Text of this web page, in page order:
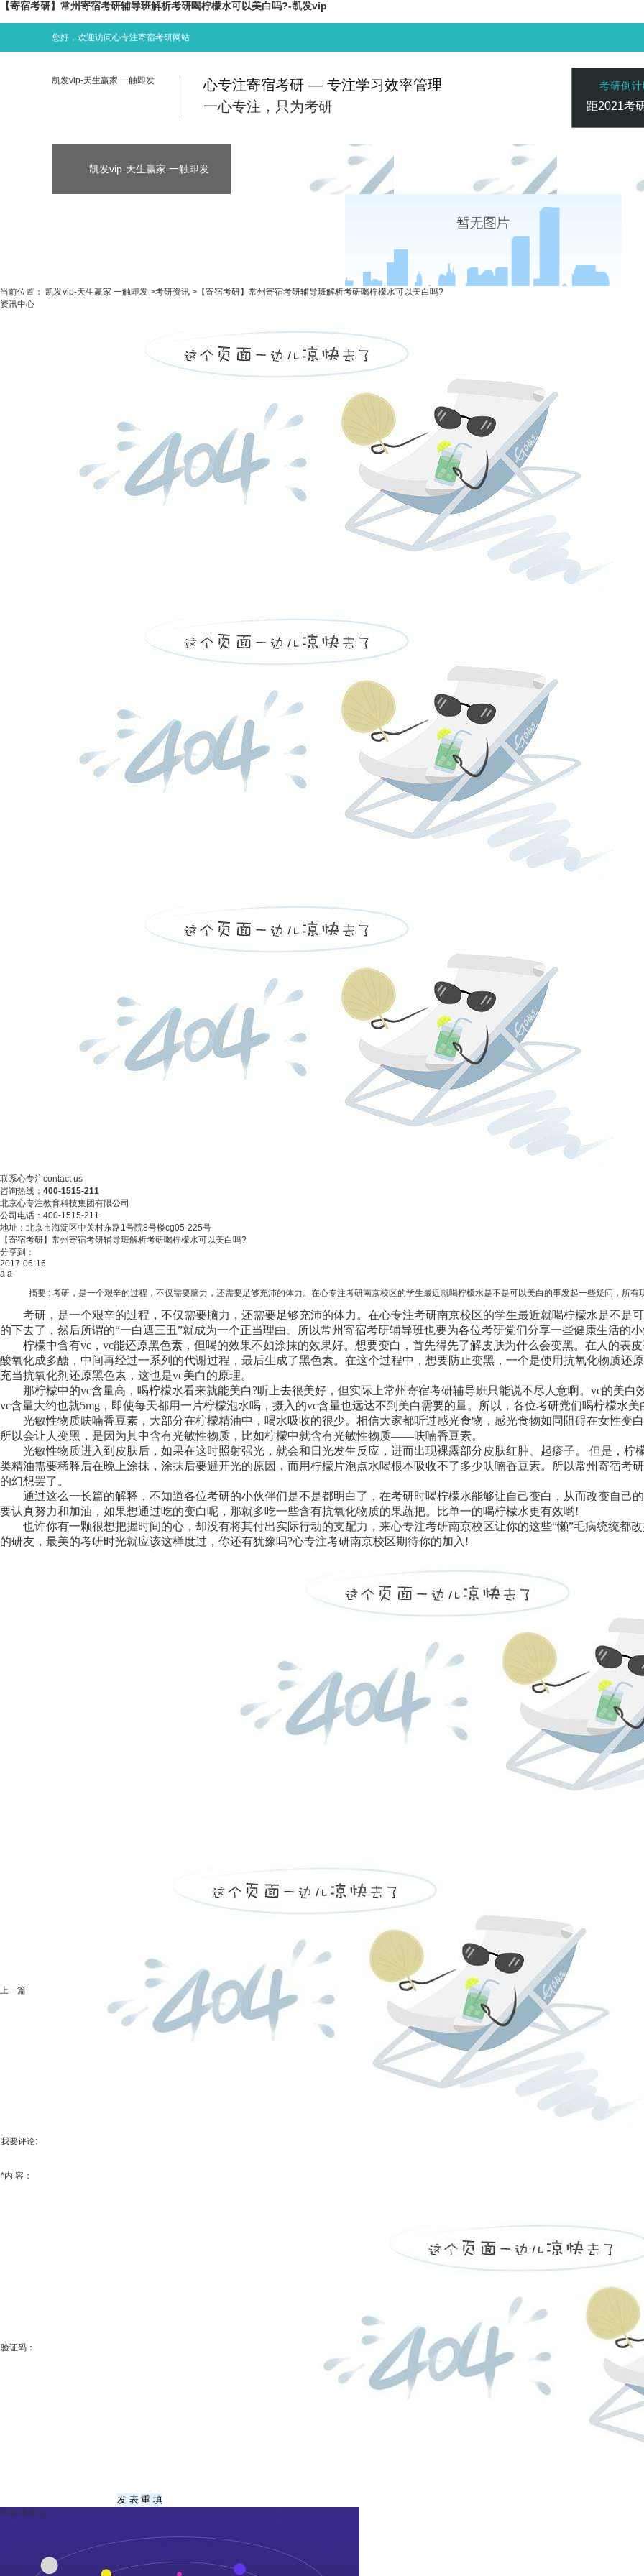
【寄宿考研】常州寄宿考研辅导班解析考研喝柠檬水可以美白吗?-凯发vip
您好，欢迎访问心专注寄宿考研网站
凯发vip-天生赢家 一触即发
心专注寄宿考研 — 专注学习效率管理
一心专注，只为考研
考研倒
距2021考
凯发vip-天生赢家 一触即发 凯发vip-天生赢家 一触即发 凯发vip-天生赢家 一触即发
当前位置： 凯发vip-天生赢家 一触即发 >考研资讯 > 【寄宿考研】常州寄宿考研辅导班解析考研喝柠檬水可以美白吗?
资讯中心
联系心专注contact us
咨询热线： 400-1515-211
北京心专注教育科技集团有限公司
公司电话：400-1515-211
地址：北京市海淀区中关村东路1号院8号楼cg05-225号
【寄宿考研】常州寄宿考研辅导班解析考研喝柠檬水可以美白吗?
分享到：
2017-06-16
a a-
摘要 : 考研，是一个艰辛的过程，不仅需要脑力，还需要足够充沛的体力。在心专注考研南京校区的学生最近就喝柠檬水是不是可以美白的事发起一些疑问，所
考研，是一个艰辛的过程，不仅需要脑力，还需要足够充沛的体力。在心专注考研南京校区的学生最近就喝柠檬水是不是
的下去了，然后所谓的“一白遮三丑”就成为一个正当理由。所以常州寄宿考研辅导班也要为各位考研党们分享一些健康生活的
柠檬中含有vc，vc能还原黑色素，但喝的效果不如涂抹的效果好。想要变白，首先得先了解皮肤为什么会变黑。在人的表
酸氧化成多醣，中间再经过一系列的代谢过程，最后生成了黑色素。在这个过程中，想要防止变黑，一个是使用抗氧化物质还
充当抗氧化剂还原黑色素，这也是vc美白的原理。
那柠檬中的vc含量高，喝柠檬水看来就能美白?听上去很美好，但实际上常州寄宿考研辅导班只能说不尽人意啊。vc的美白
vc含量大约也就5mg，即使每天都用一片柠檬泡水喝，摄入的vc含量也远达不到美白需要的量。所以，各位考研党们喝柠檬水
光敏性物质呋喃香豆素，大部分在柠檬精油中，喝水吸收的很少。相信大家都听过感光食物，感光食物如同阻碍在女性变
所以会让人变黑，是因为其中含有光敏性物质，比如柠檬中就含有光敏性物质——呋喃香豆素。
光敏性物质进入到皮肤后，如果在这时照射强光，就会和日光发生反应，进而出现裸露部分皮肤红肿、起疹子。 但是，柠
类精油需要稀释后在晚上涂抹，涂抹后要避开光的原因，而用柠檬片泡点水喝根本吸收不了多少呋喃香豆素。所以常州寄宿考
的幻想罢了。
通过这么一长篇的解释，不知道各位考研的小伙伴们是不是都明白了，在考研时喝柠檬水能够让自己变白，从而改变自己
要认真努力和加油，如果想通过吃的变白呢，那就多吃一些含有抗氧化物质的果蔬把。比单一的喝柠檬水更有效哟!
也许你有一颗很想把握时间的心，却没有将其付出实际行动的支配力，来心专注考研南京校区让你的这些“懒”毛病统统都
的研友，最美的考研时光就应该这样度过，你还有犹豫吗?心专注考研南京校区期待你的加入!
上一篇
我要评论:
*内 容：
验证码：
共有-条评论